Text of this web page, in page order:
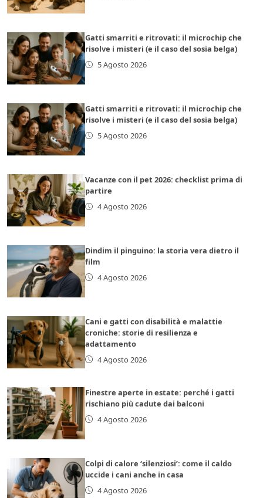
Gatti smarriti e ritrovati: il microchip che
risolve i misteri (e il caso del sosia belga)
5 Agosto 2026
Gatti smarriti e ritrovati: il microchip che
risolve i misteri (e il caso del sosia belga)
5 Agosto 2026
Vacanze con il pet 2026: checklist prima di
partire
4 Agosto 2026
Dindim il pinguino: la storia vera dietro il
film
4 Agosto 2026
Cani e gatti con disabilità e malattie
croniche: storie di resilienza e
adattamento
4 Agosto 2026
Finestre aperte in estate: perché i gatti
rischiano più cadute dai balconi
4 Agosto 2026
Colpi di calore ‘silenziosi’: come il caldo
uccide i cani anche in casa
4 Agosto 2026